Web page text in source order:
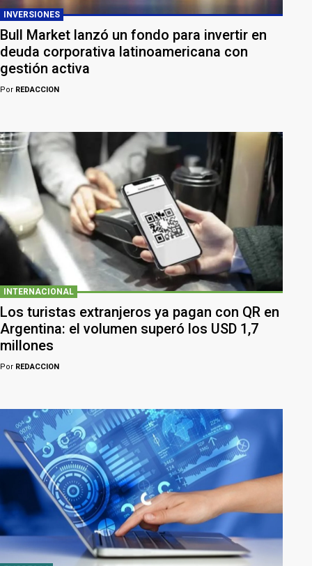
INVERSIONES
Bull Market lanzó un fondo para invertir en
deuda corporativa latinoamericana con
gestión activa
Por REDACCION
INTERNACIONAL
Los turistas extranjeros ya pagan con QR en
Argentina: el volumen superó los USD 1,7
millones
Por REDACCION